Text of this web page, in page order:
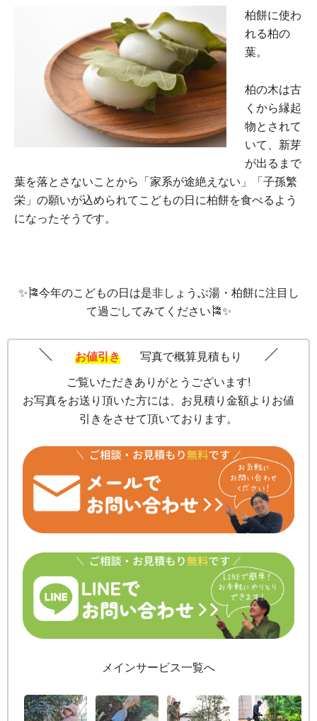
柏餅に使わ
れる柏の
葉。
柏の木は古
くから縁起
物とされて
いて、新芽
が出るまで
葉を落とさないことから「家系が途絶えない」「子孫繁
栄」の願いが込められてこどもの日に柏餅を食べるよう
になったそうです。
✨🎏今年のこどもの日は是非しょうぶ湯・柏餅に注目し
て過ごしてみてください🎏✨
お値引き
写真で概算見積もり
ご覧いただきありがとうございます!
お写真をお送り頂いた方には、お見積り金額よりお値
引きをさせて頂いております。
メインサービス一覧へ